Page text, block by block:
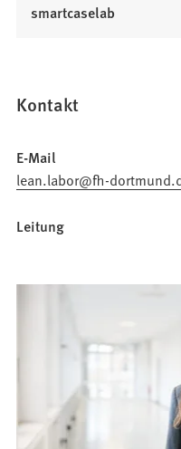
smartcaselab
n
i
n
i
u
T
Kontakt
E-Mail
lean.labor fh-dortmund
Leitung